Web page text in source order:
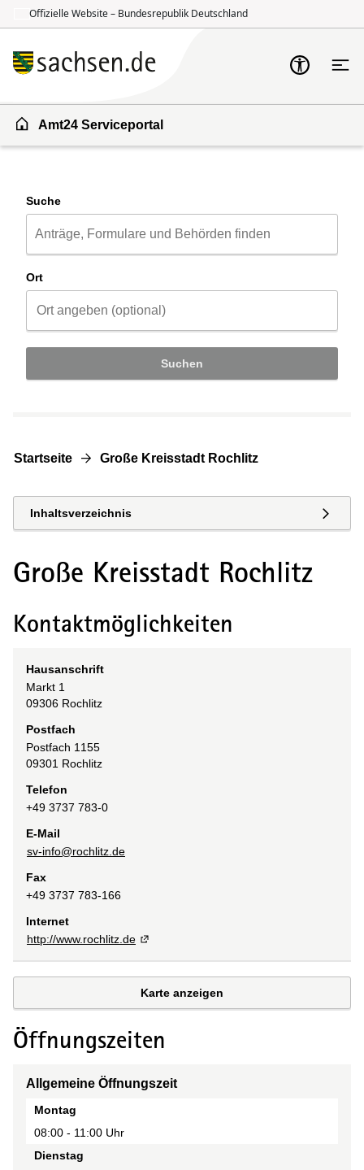
Offizielle Website – Bundesrepublik Deutschland
Amt24 Serviceportal
Suche
Ort
Suchen
Startseite Große Kreisstadt Rochlitz
Inhaltsverzeichnis
Große Kreisstadt Rochlitz
Kontaktmöglichkeiten
Hausanschrift
Markt 1
09306 Rochlitz
Postfach
Postfach 1155
09301 Rochlitz
Telefon
+49 3737 783-0
E-Mail
sv-info@rochlitz.de
Fax
+49 3737 783-166
Internet
http://www.rochlitz.de
Karte anzeigen
Öffnungszeiten
Allgemeine Öffnungszeit
Tag
Zeit(en)
Anmerkung
Montag
08:00 - 11:00 Uhr
Dienstag